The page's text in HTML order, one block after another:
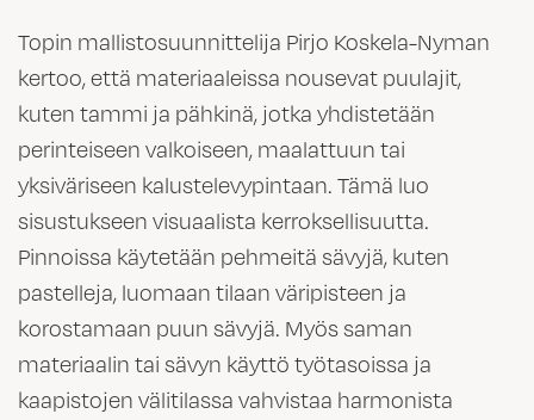
Topin mallistosuunnittelija Pirjo Koskela-Nyman
kertoo, että materiaaleissa nousevat puulajit,
kuten tammi ja pähkinä, jotka yhdistetään
perinteiseen valkoiseen, maalattuun tai
yksiväriseen kalustelevypintaan. Tämä luo
sisustukseen visuaalista kerroksellisuutta.
Pinnoissa käytetään pehmeitä sävyjä, kuten
pastelleja, luomaan tilaan väripisteen ja
korostamaan puun sävyjä. Myös saman
materiaalin tai sävyn käyttö työtasoissa ja
kaapistojen välitilassa vahvistaa harmonista